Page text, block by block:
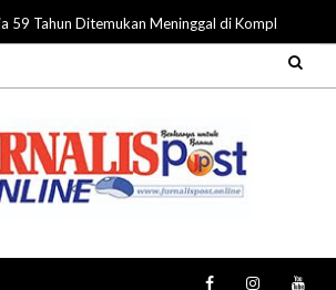
59 Tahun Ditemukan Meninggal di Komplek